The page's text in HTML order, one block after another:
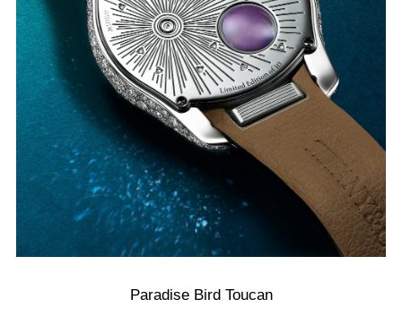
Paradise Bird Toucan